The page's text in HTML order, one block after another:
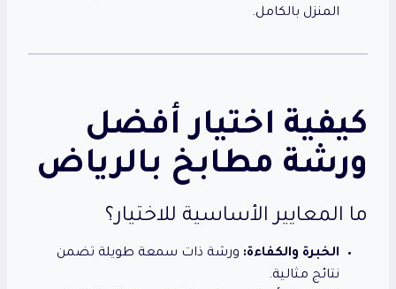
المنزل بالكامل.
كيفية اختيار أفضل
ورشة مطابخ بالرياض
ما المعايير الأساسية للاختيار؟
الخبرة والكفاءة: ورشة ذات سمعة طويلة تضمن
نتائج مثالية.